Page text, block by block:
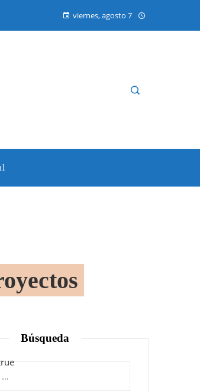
viernes, agosto 7
Búsqueda